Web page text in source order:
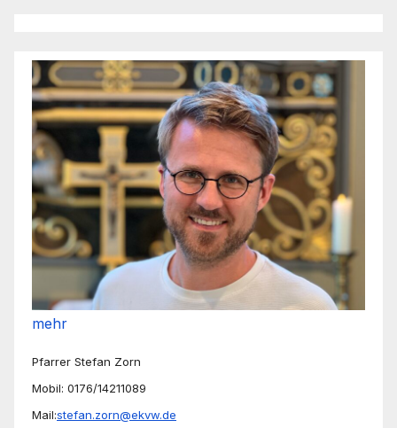
mehr
Pfarrer Stefan Zorn
Mobil: 0176/14211089
Mail:stefan.zorn@ekvw.de